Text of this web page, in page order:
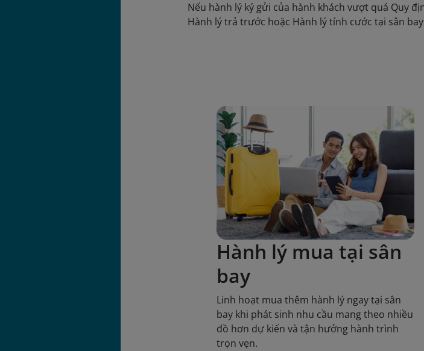
Nếu hành lý ký gửi của hành khách vượt quá Quy
Hành lý trả trước hoặc Hành lý tính cước tại sân
Hành lý mua tại sân
bay
Linh hoạt mua thêm hành lý ngay tại sân
bay khi phát sinh nhu cầu mang theo nhiều
đồ hơn dự kiến và tận hưởng hành trình
trọn vẹn.